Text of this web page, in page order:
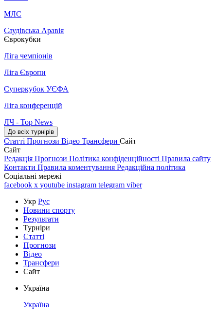
МЛС
Саудівська Аравія
Єврокубки
Ліга чемпіонів
Ліга Європи
Суперкубок УЄФА
Ліга конференцій
ЛЧ - Top News
До всіх турнірів
Статті Прогнози Відео Трансфери Сайт
Сайт
Редакція Прогнози Політика конфіденційності Правила сайту
Контакти Правила коментування Редакційна політика
Соціальні мережі
facebook x youtube instagram telegram viber
Укр Рус
Новини спорту
Результати
Турніри
Статті
Прогнози
Відео
Трансфери
Сайт
Україна
Україна